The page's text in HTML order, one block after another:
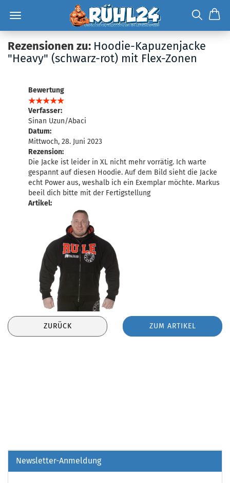
Rezensionen zu: Hoodie-Kapuzenjacke
"Heavy" (schwarz-rot) mit Flex-Zonen
Bewertung
Verfasser:
Sinan Uzun/Abaci
Datum:
Mittwoch, 28. Juni 2023
Rezension:
Die Jacke ist leider in XL nicht mehr vorrätig. Ich warte
gespannt auf diesen Hoodie. Auf dem Bild sieht die Jacke
echt Power aus, weshalb ich ein Exemplar möchte. Markus
beeil dich bitte mit der Fertigstellung
Artikel:
ZURÜCK ZUM ARTIKEL
Newsletter-Anmeldung